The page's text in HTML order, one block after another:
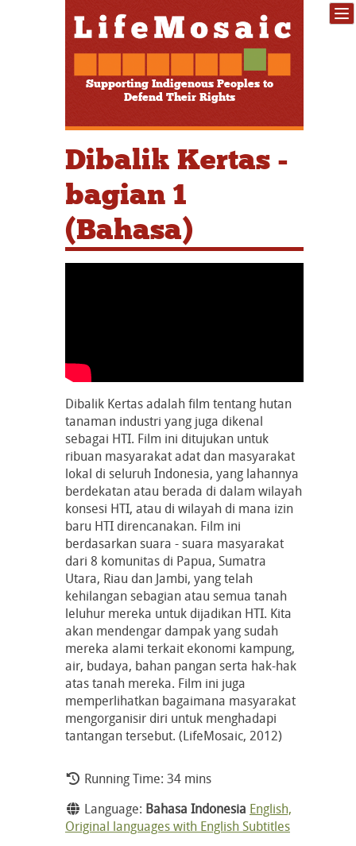
Supporting Indigenous Peoples to
Defend Their Rights
Dibalik Kertas -
bagian 1
(Bahasa)
Dibalik Kertas adalah film tentang hutan
tanaman industri yang juga dikenal
sebagai HTI. Film ini ditujukan untuk
ribuan masyarakat adat dan masyarakat
lokal di seluruh Indonesia, yang lahannya
berdekatan atau berada di dalam wilayah
konsesi HTI, atau di wilayah di mana izin
baru HTI direncanakan. Film ini
berdasarkan suara - suara masyarakat
dari 8 komunitas di Papua, Sumatra
Utara, Riau dan Jambi, yang telah
kehilangan sebagian atau semua tanah
leluhur mereka untuk dijadikan HTI. Kita
akan mendengar dampak yang sudah
mereka alami terkait ekonomi kampung,
air, budaya, bahan pangan serta hak-hak
atas tanah mereka. Film ini juga
memperlihatkan bagaimana masyarakat
mengorganisir diri untuk menghadapi
tantangan tersebut. (LifeMosaic, 2012)
Running Time: 34 mins
Language: Bahasa Indonesia English,
Original languages with English Subtitles